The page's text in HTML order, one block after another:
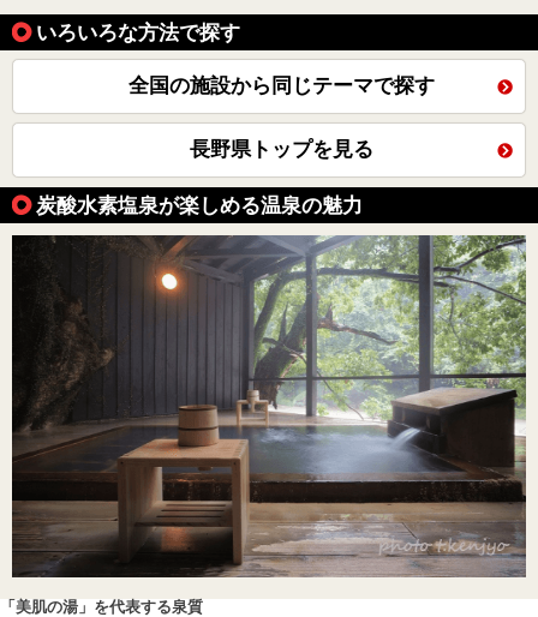
いろいろな方法で探す
全国の施設から同じテーマで探す
長野県トップを見る
炭酸水素塩泉が楽しめる温泉の魅力
「美肌の湯」を代表する泉質